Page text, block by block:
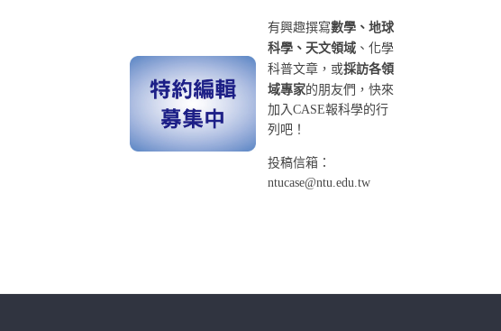
有興趣撰寫數學、地球
科學、天文領域 、化學
科普文章，或採訪各領
域專家的朋友們，快來
加入CASE報科學的行
列吧！
投稿信箱：
ntucase@ntu.edu.tw